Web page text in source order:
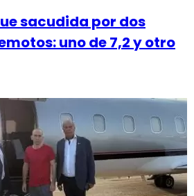
sacudida por dos
uno de 7,2 y otro